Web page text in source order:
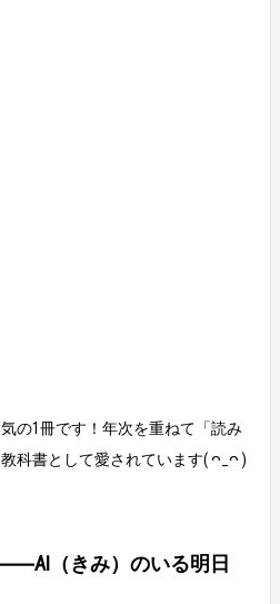
の1冊です！年次を重ねて「読み
科書として愛されています( ᴖ_ᴖ )
（きみ）のいる明日